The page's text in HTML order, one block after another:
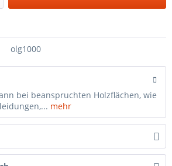
olg1000
bei beanspruchten Holzflächen, wie
mehr